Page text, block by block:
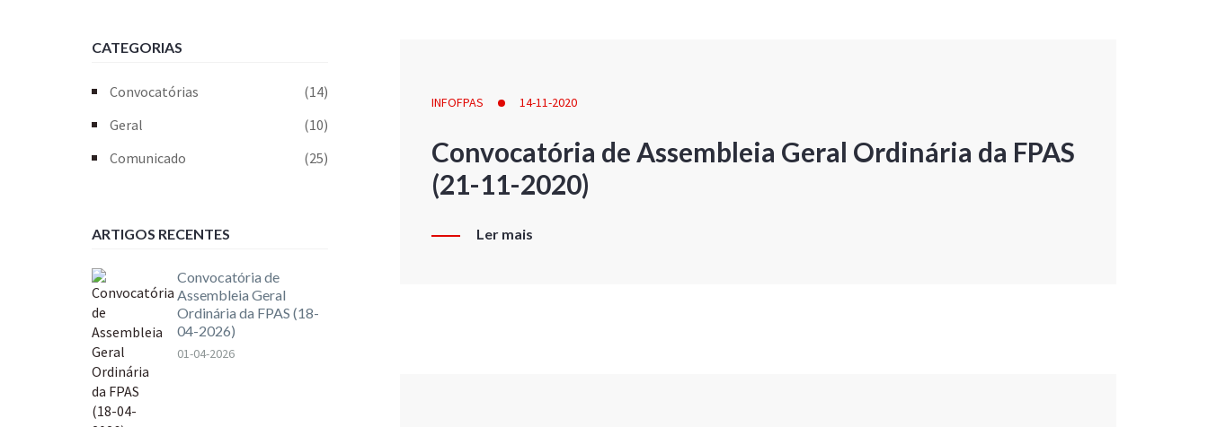
INFOFPAS 14-11-2020
Convocatória de Assembleia Geral Ordinária da FPAS
(21-11-2020)
Ler mais
CATEGORIAS
Convocatórias
(14)
Geral
(10)
Comunicado
(25)
ARTIGOS RECENTES
Convocatória de
Assembleia Geral
Ordinária da FPAS (18-
04-2026)
01-04-2026